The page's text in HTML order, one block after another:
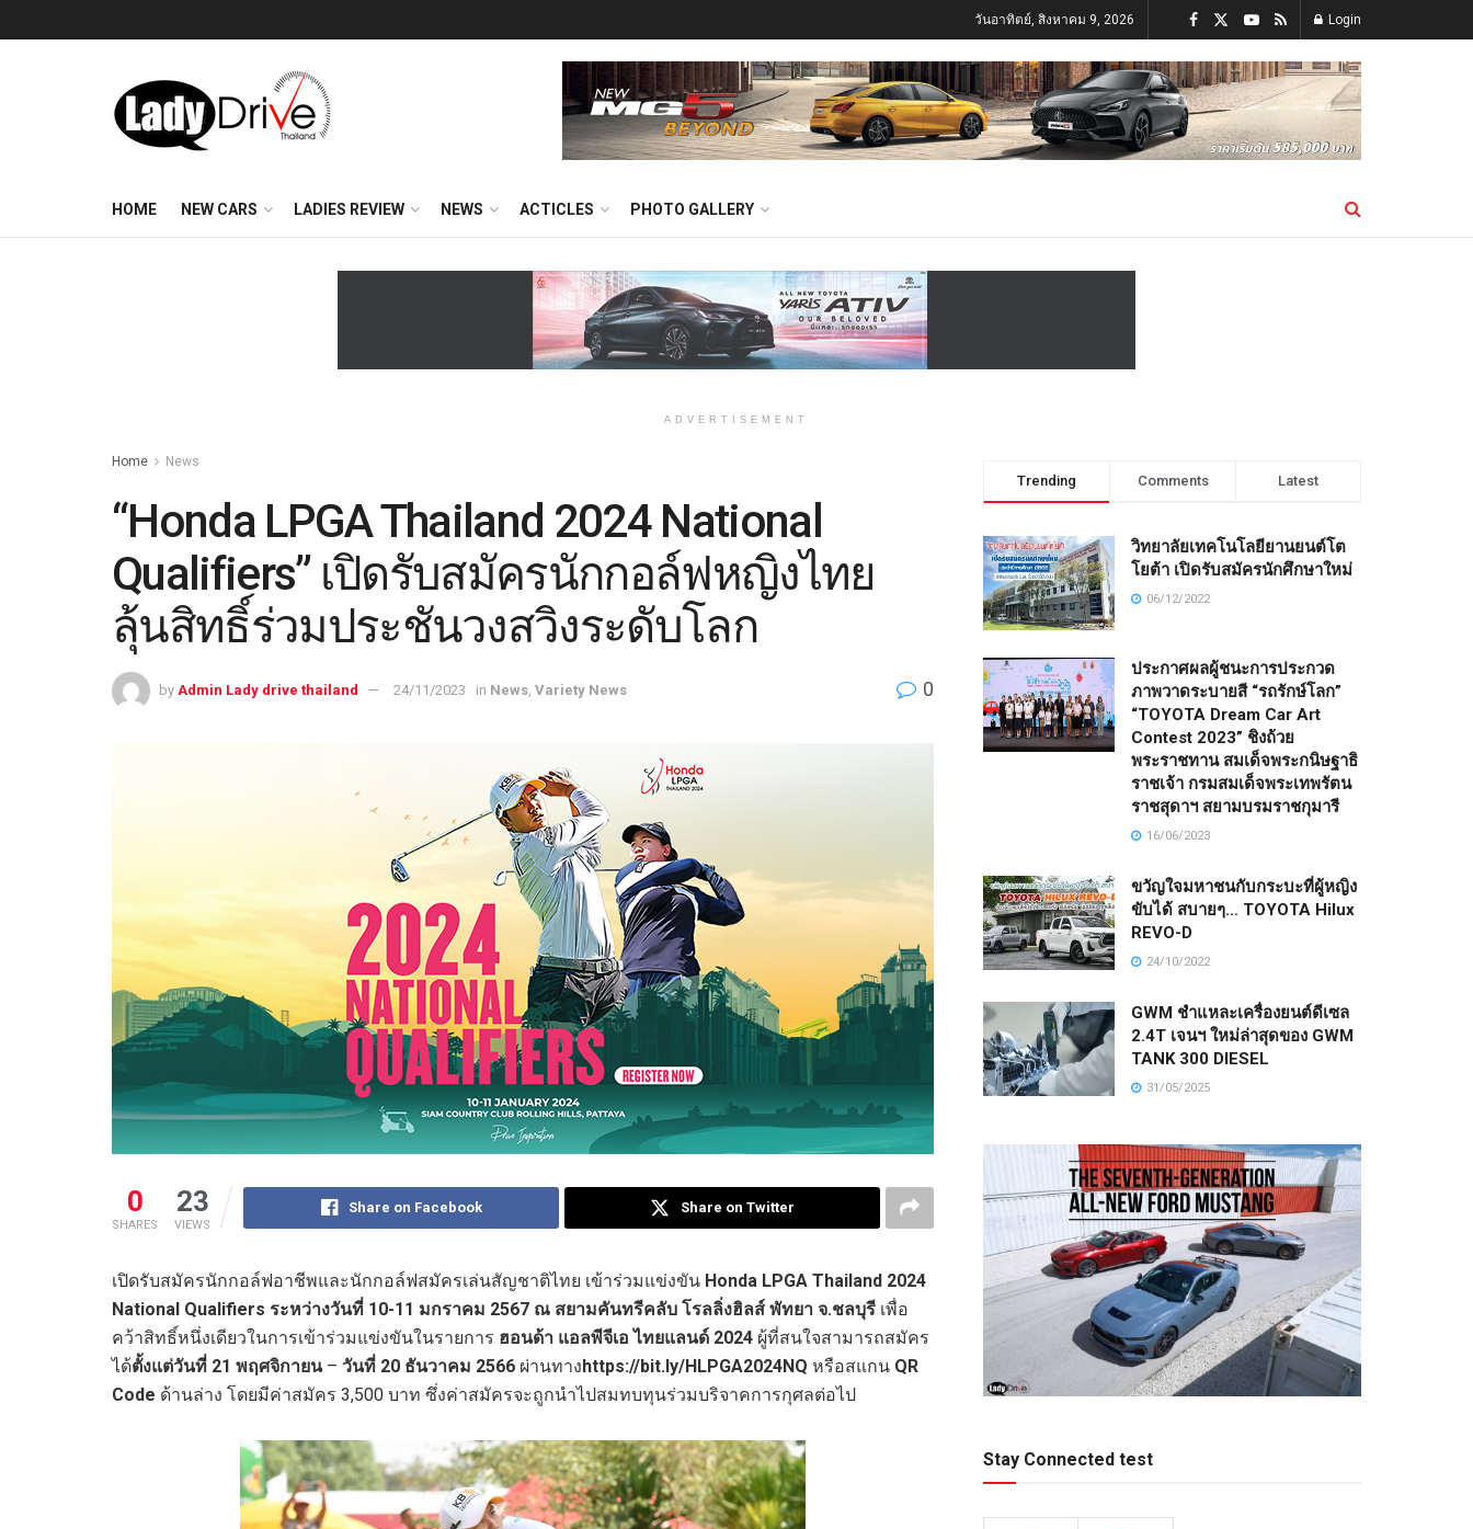
วันอาทิตย์, สิงหาคม 9, 2026 Login
HOME NEW CARS LADIES REVIEW NEWS ACTICLES PHOTO GALLERY
ADVERTISEMENT
Home News
“Honda LPGA Thailand 2024 National
Qualifiers” เปิดรับสมัครนักกอล์ฟหญิงไทย
ลุ้นสิทธิ์ร่วมประชันวงสวิงระดับโลก
by Admin Lady drive thailand 24/11/2023 in News Variety News 0
0
SHARES
23
VIEWS
Share on Facebook Share on Twitter
เปิดรับสมัครนักกอล์ฟอาชีพและนักกอล์ฟสมัครเล่นสัญชาติไทย เข้าร่วมแข่งขัน Honda LPGA Thailand 2024
National Qualifiers ระหว่างวันที่ 10-11 มกราคม 2567 ณ สยามคันทรีคลับ โรลลิ่งฮิลส์ พัทยา จ.ชลบุรี เพื่อ
คว้าสิทธิ์หนึ่งเดียวในการเข้าร่วมแข่งขันในรายการ ฮอนด้า แอลพีจีเอ ไทยแลนด์ 2024 ผู้ที่สนใจสามารถสมัคร
ได้ตั้งแต่วันที่ 21 พฤศจิกายน – วันที่ 20 ธันวาคม 2566 ผ่านทางhttps://bit.ly/HLPGA2024NQ หรือสแกน QR
Code ด้านล่าง โดยมีค่าสมัคร 3,500 บาท ซึ่งค่าสมัครจะถูกนำไปสมทบทุนร่วมบริจาคการกุศลต่อไป
Trending Comments Latest
วิทยาลัยเทคโนโลยียานยนต์โต
โยต้า เปิดรับสมัครนักศึกษาใหม่
06/12/2022
ประกาศผลผู้ชนะการประกวด
ภาพวาดระบายสี “รถรักษ์โลก”
“TOYOTA Dream Car Art
Contest 2023” ชิงถ้วย
พระราชทาน สมเด็จพระกนิษฐาธิ
ราชเจ้า กรมสมเด็จพระเทพรัตน
ราชสุดาฯ สยามบรมราชกุมารี
16/06/2023
ขวัญใจมหาชนกับกระบะที่ผู้หญิง
ขับได้ สบายๆ… TOYOTA Hilux
REVO-D
24/10/2022
GWM ชำแหละเครื่องยนต์ดีเซล
2.4T เจนฯ ใหม่ล่าสุดของ GWM
TANK 300 DIESEL
31/05/2025
Stay Connected test